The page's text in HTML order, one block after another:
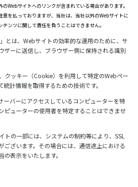
Webサイトへのリンクが含まれている場合があります。
意を払っておりますが、当社は、当社以外のWebサイトに
ンツに関して責任を負うことはできません。
とは、Webサイトの効率的な運用のために、サ
ザーに送信し、ブラウザー側に保持される識別
クッキー（Cookie）を利用して特定のWebペー
統計情報を取得するための技術です。
ーバーにアクセスしているコンピューターを特
ピューターの使用者を特定することはできませ
トの一部には、システムの制約等により、SSL
ございます。その場合には、通信途上における
表示をいたします。